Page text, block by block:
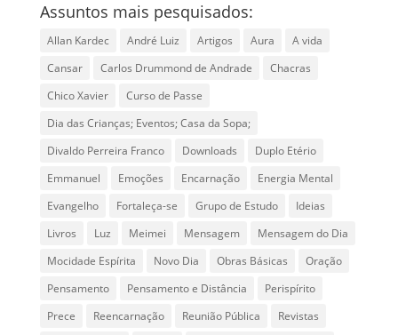
Assuntos mais pesquisados:
Allan Kardec André Luiz Artigos Aura
A vida
Cansar
Carlos Drummond de Andrade
Chacras
Chico Xavier
Curso de Passe
Dia das Crianças; Eventos; Casa da Sopa;
Divaldo Perreira Franco
Downloads
Duplo Etério
Emmanuel
Emoções Encarnação
Energia Mental
Evangelho
Fortaleça-se Grupo de Estudo
Ideias
Livros
Luz Meimei Mensagem
Mensagem do Dia
Mocidade Espírita
Novo Dia Obras Básicas
Oração
Pensamento
Pensamento e Distância
Perispírito
Prece
Reencarnação Reunião Pública
Revistas